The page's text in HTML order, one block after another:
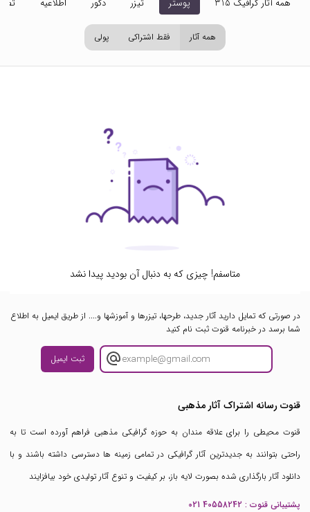
همه آثار گرافیک 315 پوستر تیزر دکور اطلاعیه
همه آثار فقط اشتراکی پولی
متاسفم! چیزی که به دنبال آن بودید پیدا نشد
در صورتی که تمایل دارید آثار جدید، طرحها، تیزرها و آموزشها و.... از طریق ایمیل به اطلاع
شما برسد در خبرنامه قنوت ثبت نام کنید
ثبت ایمیل
قنوت رسانه اشتراک آثار مذهبی
قنوت محیطی را برای علاقه مندان به حوزه گرافیکی مذهبی فراهم آورده است تا به
راحتی بتوانند به جدیدترین آثار گرافیکی در تمامی زمینه ها دسترسی داشته باشند و با
دانلود آثار بارگذاری شده بصورت لایه باز، بر کیفیت و تنوع آثار تولیدی خود بیافزایند
پشتیبانی قنوت : 021 40558242